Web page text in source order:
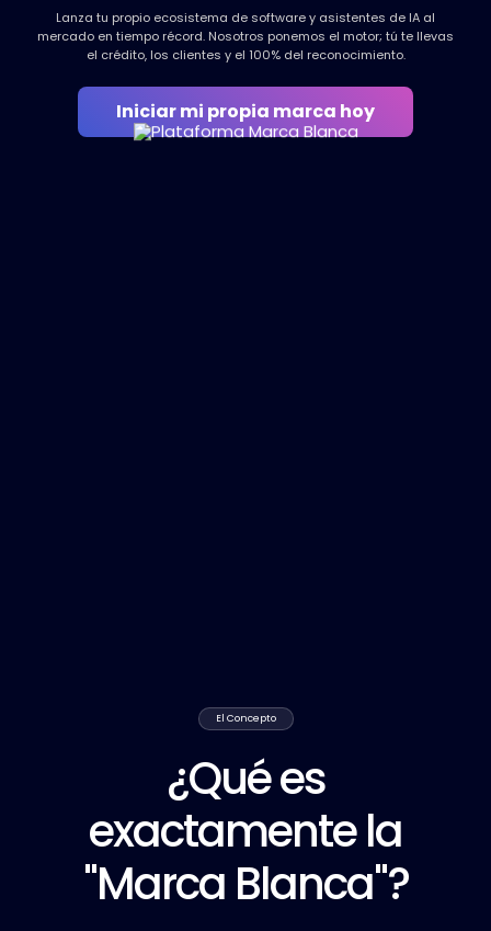
Lanza tu propio ecosistema de software y asistentes de IA al
mercado en tiempo récord. Nosotros ponemos el motor; tú te llevas
el crédito, los clientes y el 100% del reconocimiento.
Iniciar mi propia marca hoy
El Concepto
¿Qué es
exactamente la
"Marca Blanca"?